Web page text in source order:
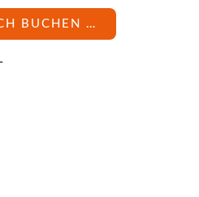
BUCHEN …